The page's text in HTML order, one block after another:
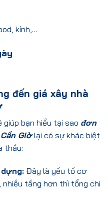
kính,…
đến giá xây nhà
bạn hiểu tại sao đơn
Giờlại có sự khác biệt
thầu:
Đây là yếu tố cơ
nhiều tầng hơn thì tổng chi